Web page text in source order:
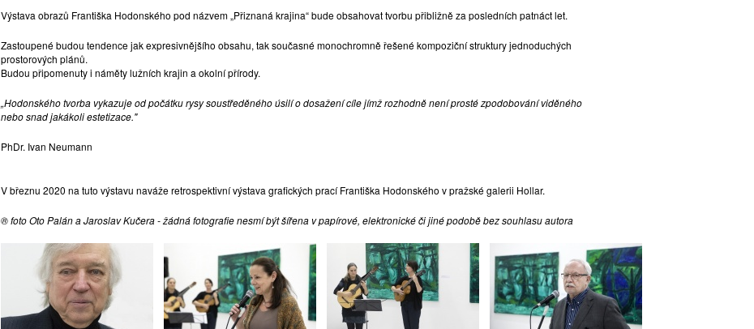
Výstava obrazů Františka Hodonského pod názvem „Přiznaná krajina“ bude obsahovat tvorbu přibližně za posledních patnáct let.
Zastoupené budou tendence jak expresivnějšího obsahu, tak současné monochromně řešené kompoziční struktury jednoduchých
prostorových plánů.
Budou připomenuty i náměty lužních krajin a okolní přírody.
„Hodonského tvorba vykazuje od počátku rysy soustředěného úsilí o dosažení cíle jímž rozhodně není prosté zpodobování viděného
nebo snad jakákoli estetizace."
PhDr. Ivan Neumann
V březnu 2020 na tuto výstavu naváže retrospektivní výstava grafických prací Františka Hodonského v pražské galerii Hollar.
® foto Oto Palán a Jaroslav Kučera -žádná fotografie nesmí být šířena v papírové, elektronické či jiné podobě bez souhlasu autora